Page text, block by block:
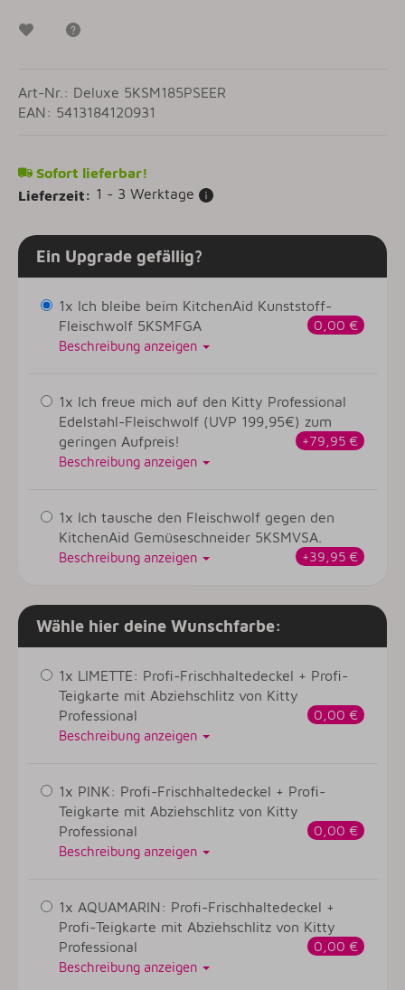
Art-Nr.: Deluxe 5KSM185PSEER
EAN: 5413184120931
Sofort lieferbar!
Lieferzeit: 1 - 3 Werktage
Wunschzettel
Ein Upgrade gefällig?
1x Ich bleibe beim KitchenAid Kunststoff-
Fleischwolf 5KSMFGA
0,00 €
Beschreibung anzeigen
1x Ich freue mich auf den Kitty Professional
Edelstahl-Fleischwolf (UVP 199,95€) zum
geringen Aufpreis!
+79,95 €
Beschreibung anzeigen
1x Ich tausche den Fleischwolf gegen den
KitchenAid Gemüseschneider 5KSMVSA.
+39,95 €
Beschreibung anzeigen
Wähle hier deine Wunschfarbe:
1x LIMETTE: Profi-Frischhaltedeckel + Profi-
Teigkarte mit Abziehschlitz von Kitty
Professional
0,00 €
Beschreibung anzeigen
1x PINK: Profi-Frischhaltedeckel + Profi-
Teigkarte mit Abziehschlitz von Kitty
Professional
0,00 €
Beschreibung anzeigen
1x AQUAMARIN: Profi-Frischhaltedeckel +
Profi-Teigkarte mit Abziehschlitz von Kitty
Professional
0,00 €
Beschreibung anzeigen